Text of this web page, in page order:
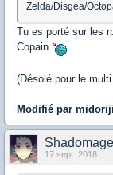
Zelda/Disgea/
Tu es porté sur les
Copain
(Désolé pour le
Modifié par
Shadomage
17 sept. 2018